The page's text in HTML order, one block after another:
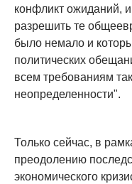
конфликт ожиданий,
разрешить те
было немало и
политических
всем требованиям
неопределенности".
Только сейчас, в
преодолению
экономического